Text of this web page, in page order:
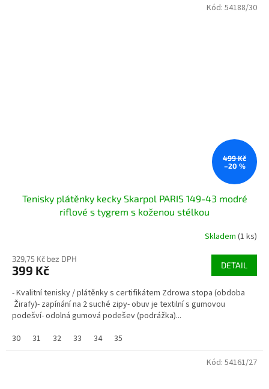
499 Kč
–20 %
Tenisky plátěnky kecky Skarpol PARIS 149-43 modré
riflové s tygrem s koženou stélkou
Skladem (1 ks)
329,75 Kč bez DPH
399 Kč DETAIL
- Kvalitní tenisky / plátěnky s certifikátem Zdrowa stopa (obdoba
Žirafy)- zapínání na 2 suché zipy- obuv je textilní s gumovou
podešví- odolná gumová podešev (podrážka)...
30
31 32 33 34 35
Kód: 54188/30
Kód: 54161/27